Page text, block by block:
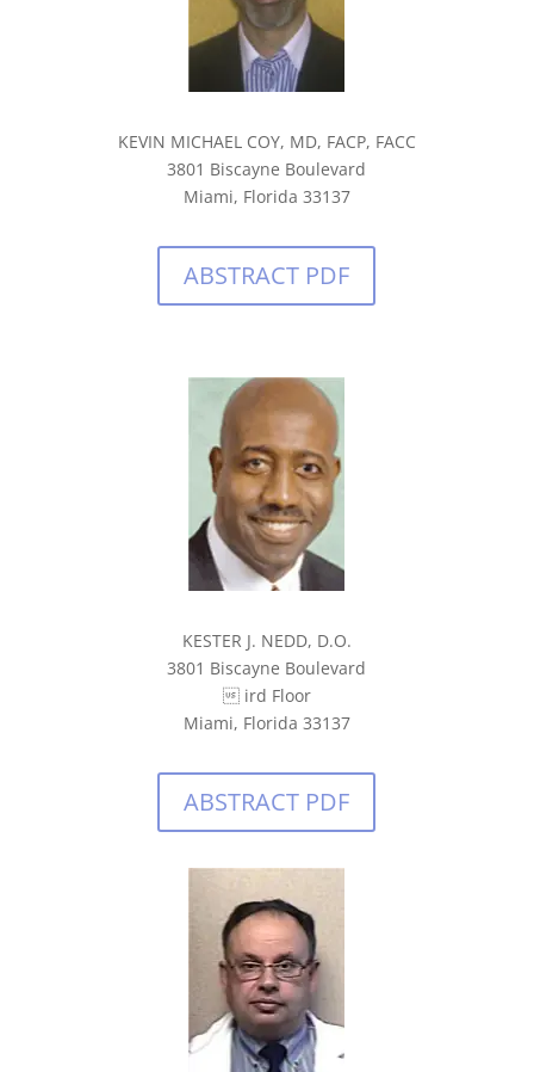
KEVIN MICHAEL COY, MD, FACP, FACC
3801 Biscayne Boulevard
Miami, Florida 33137
ABSTRACT PDF
KESTER J. NEDD, D.O.
3801 Biscayne Boulevard
ird Floor
Miami, Florida 33137
ABSTRACT PDF